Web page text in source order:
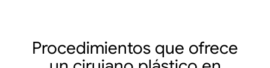
Procedimientos que ofrece